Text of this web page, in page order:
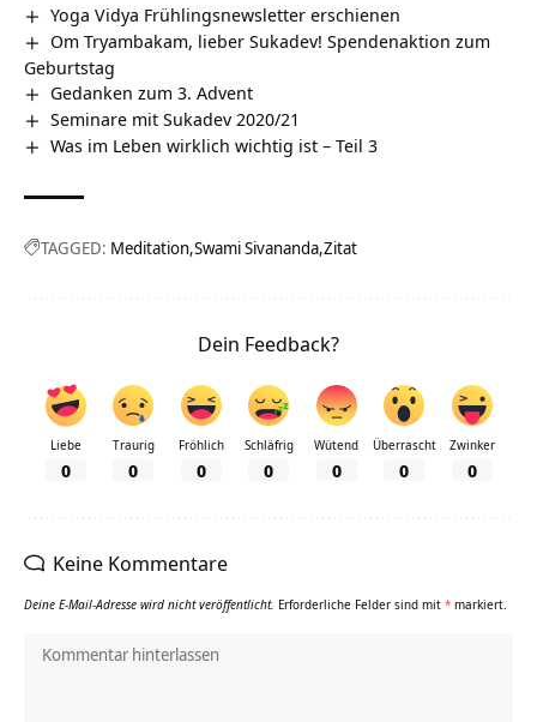
Yoga Vidya Frühlingsnewsletter erschienen
Om Tryambakam, lieber Sukadev! Spendenaktion zum
Geburtstag
Gedanken zum 3. Advent
Seminare mit Sukadev 2020/21
Was im Leben wirklich wichtig ist – Teil 3
TAGGED: Meditation Swami Sivananda Zitat
Dein Feedback?
Liebe
0
Traurig
0
Fröhlich
0
Schläfrig
0
Wütend
0
Überrascht
0
Zwinker
0
Keine Kommentare
Deine E-Mail-Adresse wird nicht veröffentlicht. Erforderliche Felder sind mit * markiert.